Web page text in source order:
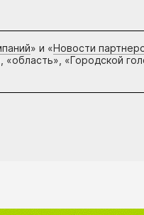
» и «Новости
«Городской